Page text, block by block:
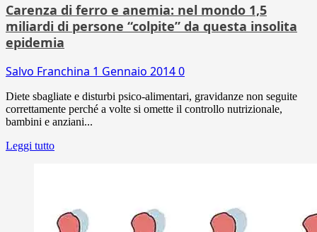
Carenza di ferro e anemia: nel mondo 1,5
miliardi di persone “colpite” da questa insolita
epidemia
Salvo Franchina 1 Gennaio 20140
Diete sbagliate e disturbi psico-alimentari, gravidanze non seguite
correttamente perché a volte si omette il controllo nutrizionale,
bambini e anziani...
Leggi tutto